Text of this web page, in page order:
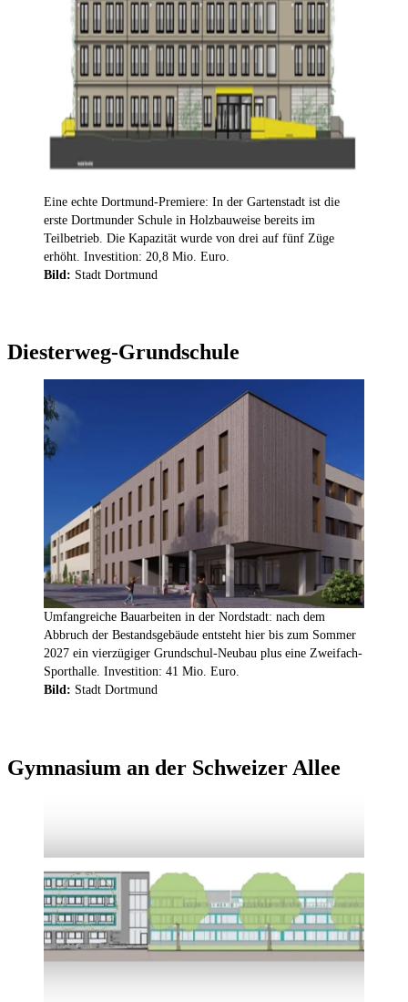
Eine echte Dortmund-Premiere: In der Gartenstadt ist die
erste Dortmunder Schule in Holzbauweise bereits im
Teilbetrieb. Die Kapazität wurde von drei auf fünf Züge
erhöht. Investition: 20,8 Mio. Euro.
Bild: Stadt Dortmund
Diesterweg-Grundschule
Umfangreiche Bauarbeiten in der Nordstadt: nach dem
Abbruch der Bestandsgebäude entsteht hier bis zum Sommer
2027 ein vierzügiger Grundschul-Neubau plus eine Zweifach-
Sporthalle. Investition: 41 Mio. Euro.
Bild: Stadt Dortmund
Gymnasium an der Schweizer Allee